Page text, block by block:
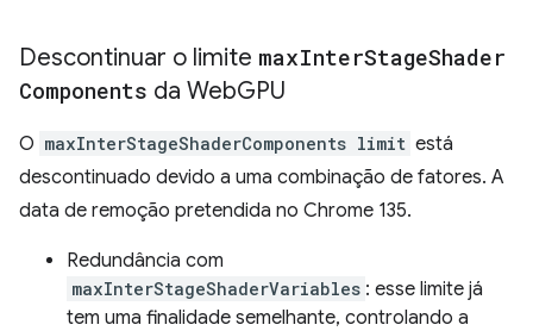
Descontinuar o limite maxInterStageShader
Components da WebGPU
O maxInterStageShaderComponents limit está
descontinuado devido a uma combinação de fatores. A
data de remoção pretendida no Chrome 135.
Redundância com
maxInterStageShaderVariables : esse limite já
tem uma finalidade semelhante, controlando a